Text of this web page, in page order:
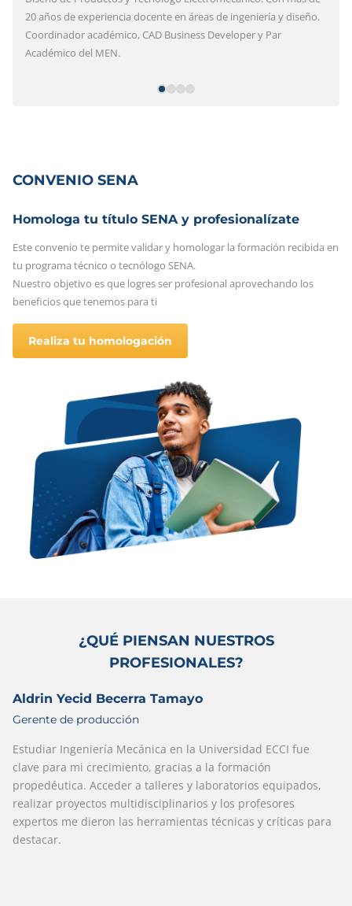
20 años de experiencia docente en áreas de ingeniería y diseño.
Coordinador académico, CAD Business Developer y Par
Académico del MEN.
CONVENIO SENA
Homologa tu título SENA y profesionalízate
Este convenio te permite validar y homologar la formación recibida en
tu programa técnico o tecnólogo SENA.
Nuestro objetivo es que logres ser profesional aprovechando los
beneficios que tenemos para ti
Realiza tu homologación
¿QUÉ PIENSAN NUESTROS
PROFESIONALES?
Aldrin Yecid Becerra Tamayo
Gerente de producción
Estudiar Ingeniería Mecánica en la Universidad ECCI fue
clave para mi crecimiento, gracias a la formación
propedéutica. Acceder a talleres y laboratorios equipados,
realizar proyectos multidisciplinarios y los profesores
expertos me dieron las herramientas técnicas y críticas para
destacar.